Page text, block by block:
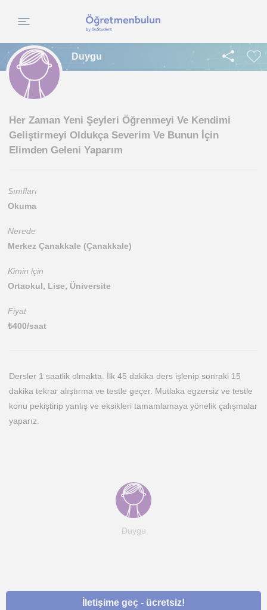
Duygu
Her Zaman Yeni Şeyleri Öğrenmeyi Ve Kendimi
Geliştirmeyi Oldukça Severim Ve Bunun İçin
Elimden Geleni Yaparım
Sınıfları
Okuma
Nerede
Merkez Çanakkale (Çanakkale)
Kimin için
Ortaokul, Lise, Üniversite
Fiyat
₺400/saat
Dersler 1 saatlik olmakta. İlk 45 dakika ders işlenip sonraki 15
dakika tekrar alıştırma ve testle geçer. Mutlaka egzersiz ve testle
konu pekiştirip yanlış ve eksikleri tamamlamaya yönelik çalışmalar
yaparız.
Duygu
İletişime geç - ücretsiz!